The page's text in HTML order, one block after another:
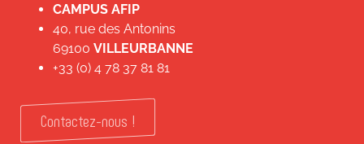
CAMPUS AFIP
40, rue des Antonins
69100 VILLEURBANNE
+33 (0) 4 78 37 81 81
Contactez-nous !